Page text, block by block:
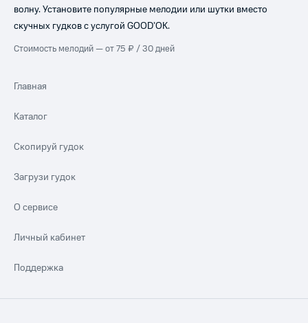
волну. Установите популярные мелодии или шутки вместо
скучных гудков с услугой GOOD’OK.
Стоимость мелодий — от 75 ₽ / 30 дней
Главная
Каталог
Скопируй гудок
Загрузи гудок
О сервисе
Личный кабинет
Поддержка